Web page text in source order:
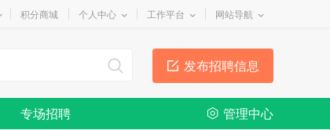
积分商城 个人中心 工作平台 网站导航
发布招聘信息
专场招聘 管理中心